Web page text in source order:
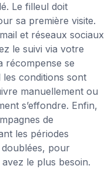
Le filleul doit
sa première visite.
et réseaux sociaux
le suivi via votre
récompense se
les conditions sont
manuellement ou
s’effondre. Enfin,
de
les périodes
pour
le plus besoin.